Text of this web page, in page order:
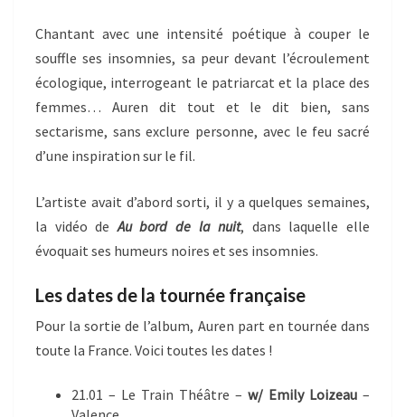
Chantant avec une intensité poétique à couper le
souffle ses insomnies, sa peur devant l’écroulement
écologique, interrogeant le patriarcat et la place des
femmes… Auren dit tout et le dit bien, sans
sectarisme, sans exclure personne, avec le feu sacré
d’une inspiration sur le fil.
L’artiste avait d’abord sorti, il y a quelques semaines,
la vidéo deAu bord de la nuit, dans laquelle elle
évoquait ses humeurs noires et ses insomnies.
Les dates de la tournée française
Pour la sortie de l’album, Auren part en tournée dans
toute la France. Voici toutes les dates !
21.01 – Le Train Théâtre – w/ Emily Loizeau –